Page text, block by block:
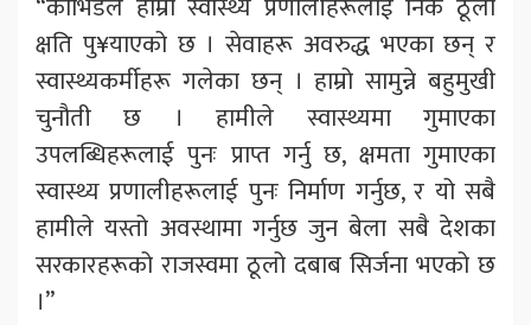
क्षति पु¥याएको छ । सेवाहरू अवरुद्ध भएका छन् र
स्वास्थ्यकर्मीहरू गलेका छन् । हाम्रो सामुन्ने बहुमुखी
चुनौती छ । हामीले स्वास्थ्यमा गुमाएका
उपलब्धिहरूलाई पुनः प्राप्त गर्नु छ, क्षमता गुमाएका
स्वास्थ्य प्रणालीहरूलाई पुनः निर्माण गर्नुछ, र यो सबै
हामीले यस्तो अवस्थामा गर्नुछ जुन बेला सबै देशका
सरकारहरूको राजस्वमा ठूलो दबाब सिर्जना भएको छ
।”